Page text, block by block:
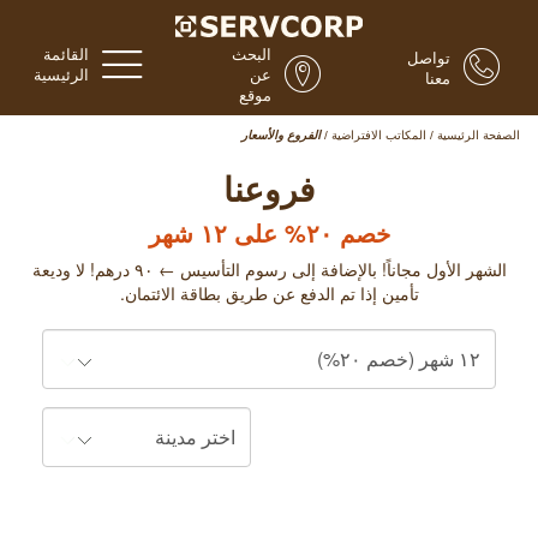
القائمة
الرئيسية
البحث
عن
موقع
تواصل
معنا
الصفحة الرئيسية / المكاتب الافتراضية / الفروع والأسعار
فروعنا
خصم ٢٠% على ١٢ شهر
الشهر الأول مجاناً! بالإضافة إلى رسوم التأسيس ← ٩ ٠ درهم! لا وديعة
تأمين إذا تم الدفع عن طريق بطاقة الائتمان.